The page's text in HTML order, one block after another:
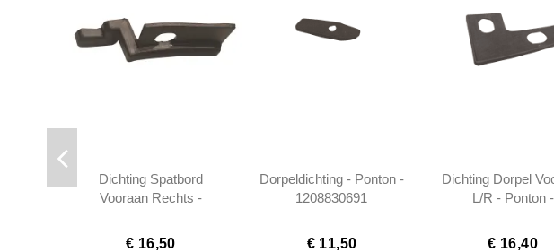
Dichting Spatbord
Vooraan Rechts -
€ 16,50
Dorpeldichting - Ponton -
1208830691
€ 11,50
Dichting Dorpel
L/R - Ponton -
€ 16,40